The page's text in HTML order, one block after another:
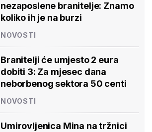
nezaposlene branitelje: Znamo
koliko ih je na burzi
NOVOSTI
Branitelji će umjesto 2 eura
dobiti 3: Za mjesec dana
neborbenog sektora 50 centi
NOVOSTI
Umirovljenica Mina na tržnici